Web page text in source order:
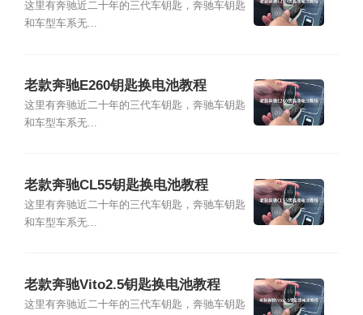
这里有奔驰近二十年的三代车钥匙，奔驰车钥匙
和车型车系无...
老款奔驰E260钥匙换电池教程
这里有奔驰近二十年的三代车钥匙，奔驰车钥匙
和车型车系无...
老款奔驰CL55钥匙换电池教程
这里有奔驰近二十年的三代车钥匙，奔驰车钥匙
和车型车系无...
老款奔驰Vito2.5钥匙换电池教程
这里有奔驰近二十年的三代车钥匙，奔驰车钥匙